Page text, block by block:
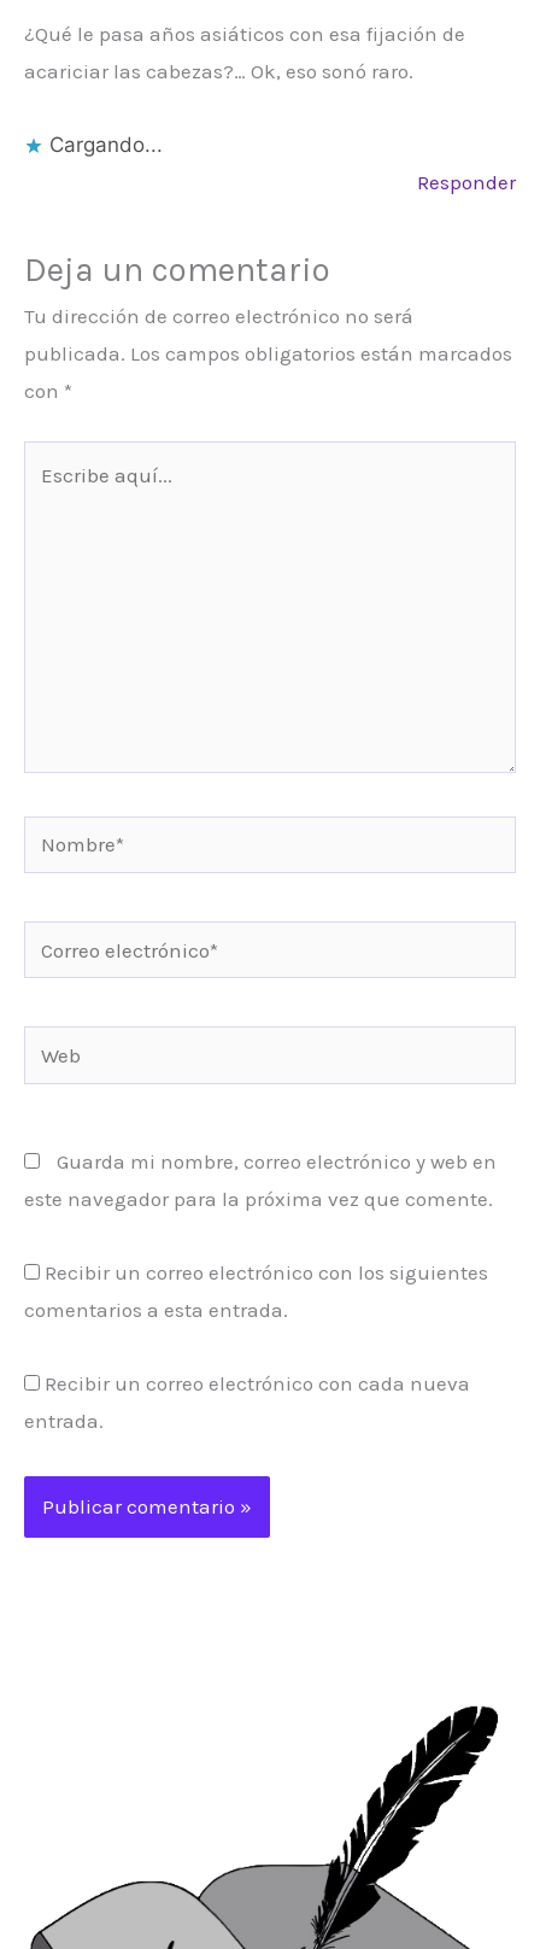
¿Qué le pasa años asiáticos con esa fijación de
acariciar las cabezas?… Ok, eso sonó raro.
Cargando...
Responder
Deja un comentario
Tu dirección de correo electrónico no será
publicada. Los campos obligatorios están marcados
con *
Nombre*
electrónico*
Guarda mi nombre, correo electrónico y web en
este navegador para la próxima vez que comente.
Recibir un correo electrónico con los siguientes
comentarios a esta entrada.
Recibir un correo electrónico con cada nueva
entrada.